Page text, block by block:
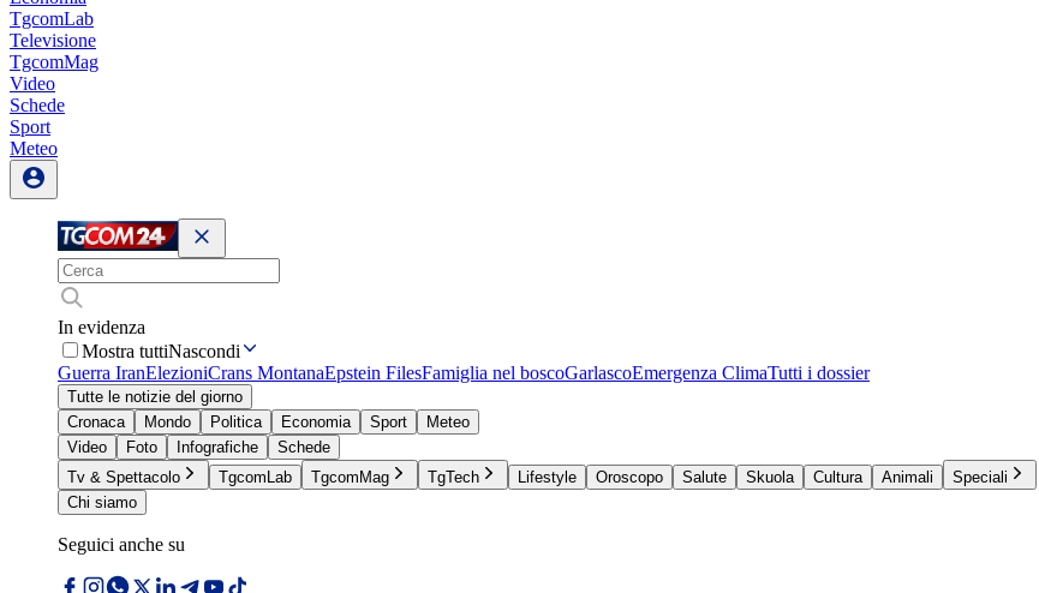
TgcomLab
Televisione
TgcomMag
Video
Schede
Sport
Meteo
In evidenza
Mostra tuttiNascondi
Guerra IranElezioniCrans MontanaEpstein FilesFamiglia nel boscoGarlascoEmergenza ClimaTutti i dossier
Tutte le notizie del giorno
Cronaca
Mondo Politica Economia Sport
Meteo
Video
Foto Infografiche
Schede
Tv & Spettacolo
TgcomLab TgcomMag TgTech Lifestyle Oroscopo Salute Skuola Cultura Animali
Speciali
Chi siamo
Seguici anche su